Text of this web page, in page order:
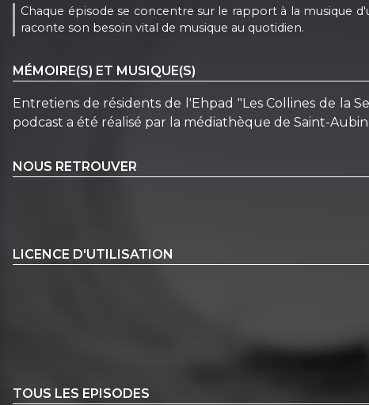
Chaque épisode se concentre sur le rapport à la musique
raconte son besoin vital de musique au quotidien.
MÉMOIRE(S) ET MUSIQUE(S)
Entretiens de résidents de l'Ehpad "Les Collines de la
podcast a été réalisé par la médiathèque de Saint-
NOUS RETROUVER
LICENCE D'UTILISATION
TOUS LES EPISODES